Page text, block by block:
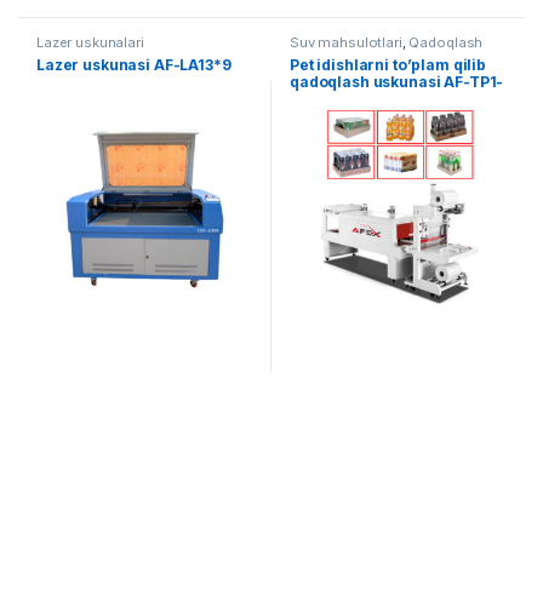
Lazer uskunalari
Lazer uskunasi AF-LA13*9
Suv mahsulotlari, Qadoqlash
Pet idishlarni to’plam qilib
qadoqlash uskunasi AF-TP1-